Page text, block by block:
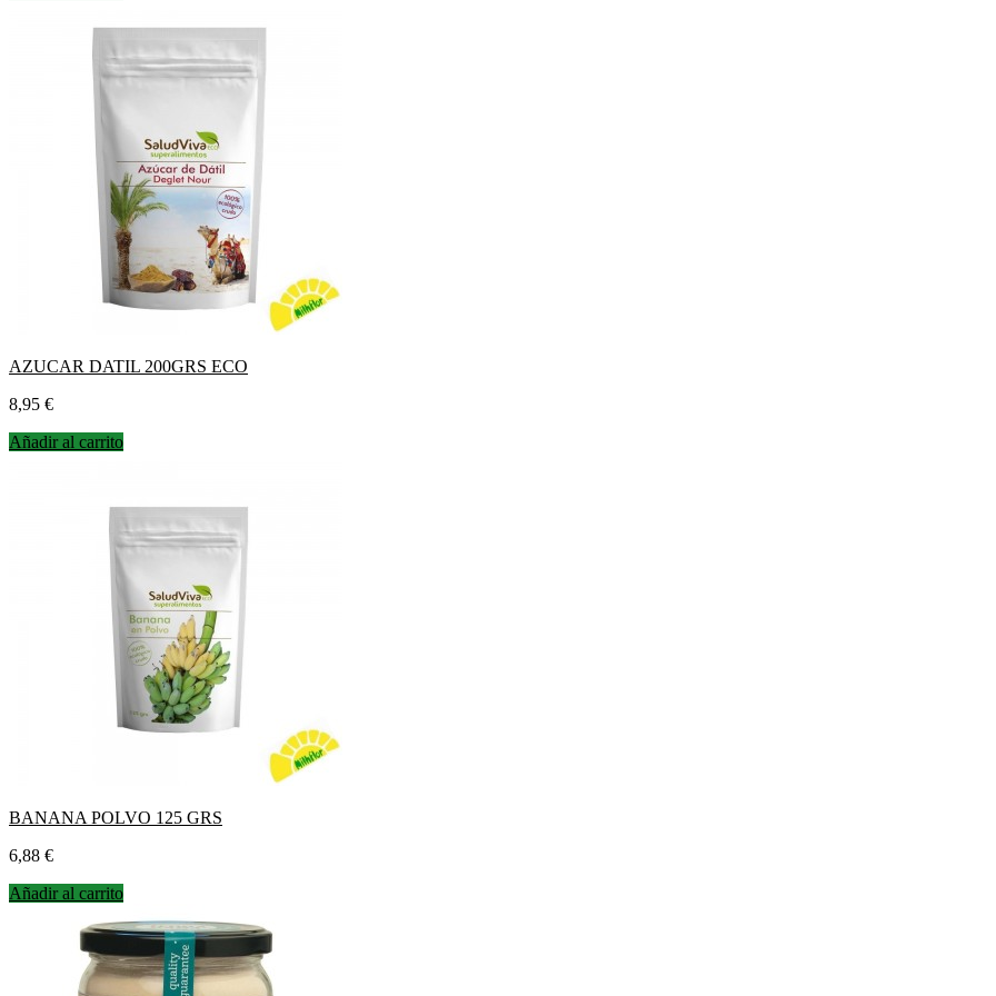
AZUCAR DATIL 200GRS ECO
Precio
8,95 €
Añadir al carrito
BANANA POLVO 125 GRS
Precio
6,88 €
Añadir al carrito